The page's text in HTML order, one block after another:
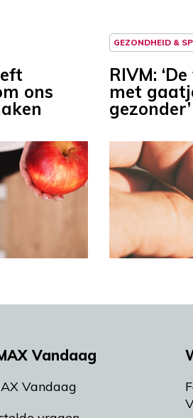
ons
GEZONDHEID &
RIVM:
met
gezonder’
Vandaag
Vandaag